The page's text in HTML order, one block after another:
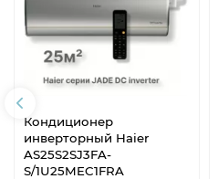
Кондиционер
инверторный Haier
AS25S2SJ3FA-
S/1U25MEC1FRA